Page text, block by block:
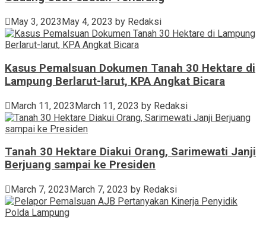
May 3, 2023 May 4, 2023 by Redaksi
Kasus Pemalsuan Dokumen Tanah 30 Hektare di
Lampung Berlarut-larut, KPA Angkat Bicara
March 11, 2023March 11, 2023 by Redaksi
Tanah 30 Hektare Diakui Orang, Sarimewati Janji
Berjuang sampai ke Presiden
March 7, 2023 March 7, 2023 by Redaksi